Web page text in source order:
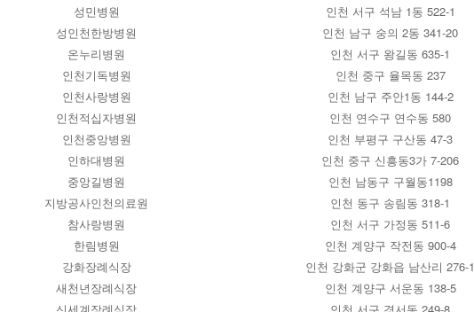
성민병원 인천 서구 석남 1동 522-1
성인천한방병원 인천 남구 숭의 2동 341-20
온누리병원 인천 서구 왕길동 635-1
인천기독병원 인천 중구 율목동 237
인천사랑병원 인천 남구 주안1동 144-2
인천적십자병원 인천 연수구 연수동 580
인천중앙병원 인천 부평구 구산동 47-3
인하대병원 인천 중구 신흥동3가 7-206
중앙길병원 인천 남동구 구월동1198
지방공사인천의료원 인천 동구 송림동 318-1
참사랑병원 인천 서구 가정동 511-6
한림병원 인천 계양구 작전동 900-4
강화장례식장 인천 강화군 강화읍 남산리 276-1
새천년장례식장 인천 계양구 서운동 138-5